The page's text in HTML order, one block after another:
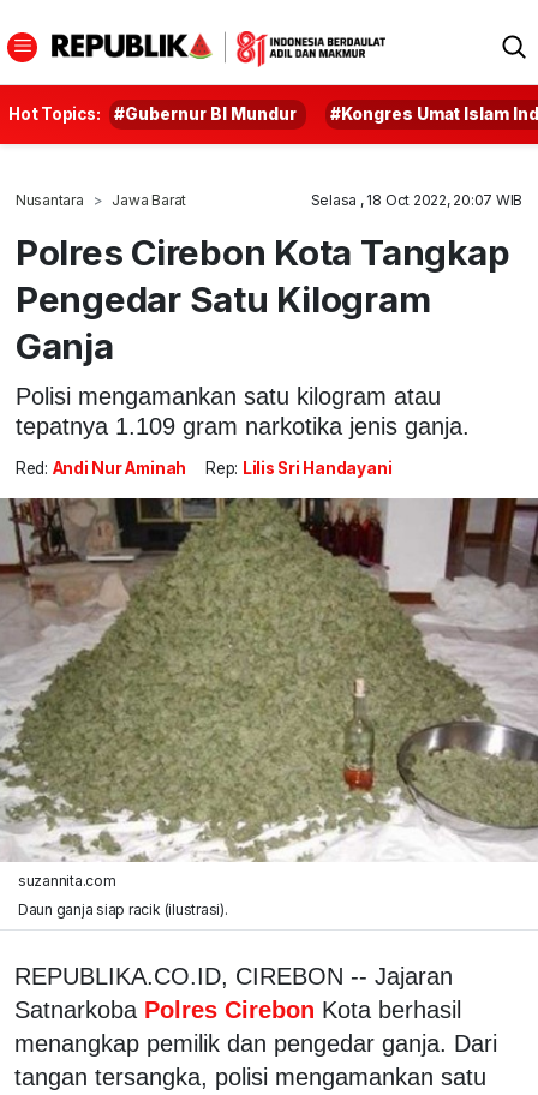
Hot Topics: #Gubernur BI Mundur #Kongres Umat Islam
Nusantara Jawa Barat Selasa , 18 Oct 2022, 20:07 WIB
Polres Cirebon Kota Tangkap
Pengedar Satu Kilogram
Ganja
Polisi mengamankan satu kilogram atau
tepatnya 1.109 gram narkotika jenis ganja.
Red: Andi Nur Aminah Rep: Lilis Sri Handayani
suzannita.com
Daun ganja siap racik (ilustrasi).
REPUBLIKA.CO.ID, CIREBON -- Jajaran
Satnarkoba Polres Cirebon Kota berhasil
menangkap pemilik dan pengedar ganja. Dari
tangan tersangka, polisi mengamankan satu